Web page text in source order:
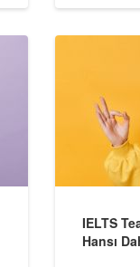
IELTS
Hansı